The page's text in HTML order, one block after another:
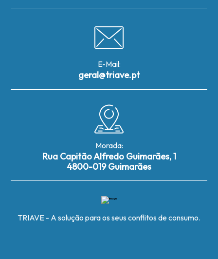
E-Mail:
geral@triave.pt
Morada:
Rua Capitão Alfredo Guimarães, 1
4800-019 Guimarães
TRIAVE - A solução para os seus conflitos de consumo.